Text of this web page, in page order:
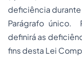
deficiência
Parágrafo único.
definirá as
fins desta Lei